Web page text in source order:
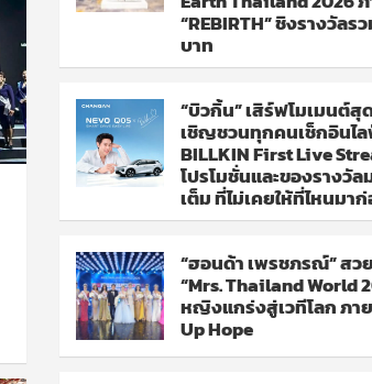
“REBIRTH” ชิงรางวัลร
บาท
“บิวกิ้น” เสิร์ฟโมเมนต์
เชิญชวนทุกคนเช็กอินไล
BILLKIN First Live
โปรโมชั่นและของรางวั
เต็ม ที่ไม่เคยให้ที่ไหนมา
“ฮอนด้า เพรชภรณ์” สว
“Mrs. Thailand World
หญิงแกร่งสู่เวทีโลก ภา
Up Hope